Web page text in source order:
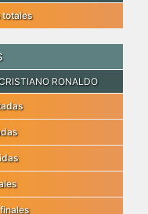
totales
RONALDO